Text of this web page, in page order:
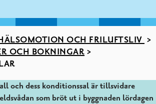
OCH FRILUFTSLIV >
OCH BOKNINGAR >
och dess konditionssal är tillsvidare
som bröt ut i byggnaden lördagen